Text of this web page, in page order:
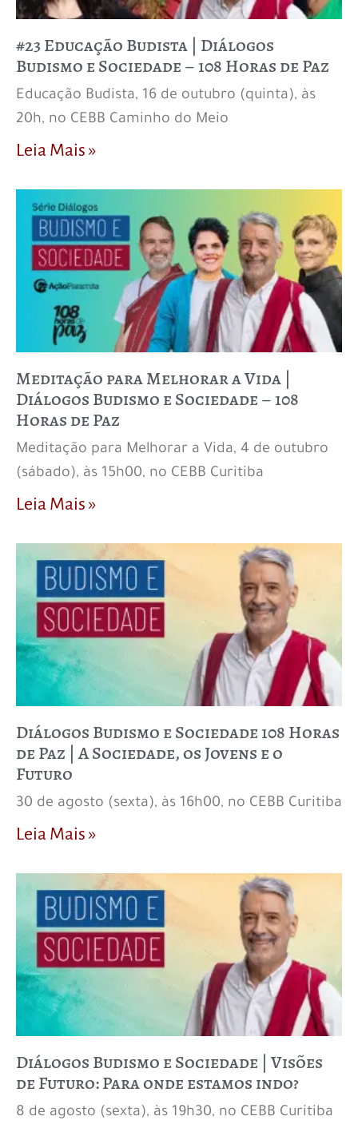
#23 Educação Budista | Diálogos
Budismo e Sociedade – 108 Horas de Paz
Educação Budista, 16 de outubro (quinta), às
20h, no CEBB Caminho do Meio
Leia Mais »
Meditação para Melhorar a Vida |
Diálogos Budismo e Sociedade – 108
Horas de Paz
Meditação para Melhorar a Vida, 4 de outubro
(sábado), às 15h00, no CEBB Curitiba
Leia Mais »
Diálogos Budismo e Sociedade 108 Horas
de Paz | A Sociedade, os Jovens e o
Futuro
30 de agosto (sexta), às 16h00, no CEBB Curitiba
Leia Mais »
Diálogos Budismo e Sociedade | Visões
de Futuro: Para onde estamos indo?
8 de agosto (sexta), às 19h30, no CEBB Curitiba